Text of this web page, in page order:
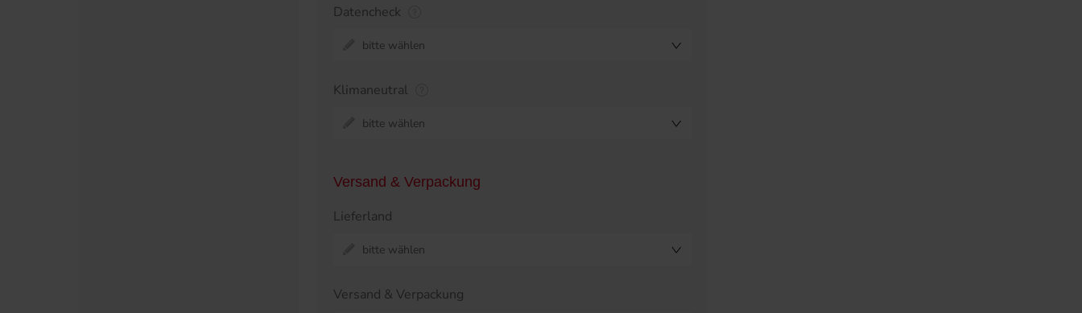
Datencheck
bitte wählen
Klimaneutral
bitte wählen
Versand & Verpackung
Lieferland
bitte wählen
Versand & Verpackung